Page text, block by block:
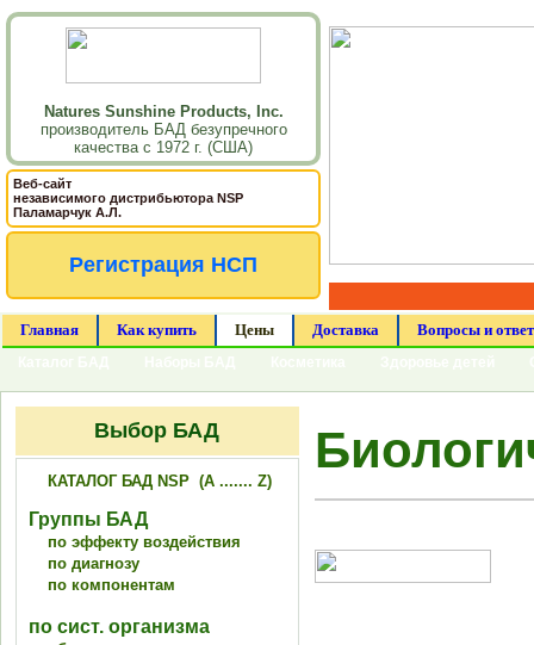
Natures Sunshine Products, Inc.
производитель БАД безупречного
качества с 1972 г. (США)
Веб-сайт
независимого дистрибьютора NSP
Паламарчук А.Л.
Регистрация НСП
Главная Как купить Цены Доставка Вопросы и
Выбор БАД
КАТАЛОГ БАД NSP (A ....... Z)
Группы БАД
по эффекту воздействия
по диагнозу
по компонентам
по сист. организма